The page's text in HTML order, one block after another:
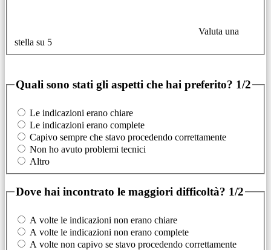
Valuta una
stella su 5
Quali sono stati gli aspetti che hai preferito? 1/2
Le indicazioni erano chiare
Le indicazioni erano complete
Capivo sempre che stavo procedendo correttamente
Non ho avuto problemi tecnici
Altro
Dove hai incontrato le maggiori difficoltà? 1/2
A volte le indicazioni non erano chiare
A volte le indicazioni non erano complete
A volte non capivo se stavo procedendo correttamente